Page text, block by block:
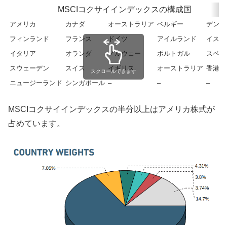
MSCIコクサイインデックスの構成国
アメリカ カナダ オーストラリア ベルギー
デン
フィンランド
フランス ドイツ アイルランド
イス
イタリア
オランダ ノルウェー ポルトガル
スペ
スウェーデン
スイス イギリス オーストラリア 香港
ニュージーランド シンガポール – – –
スクロールできます
MSCIコクサイインデックスの半分以上はアメリカ株式が
占めています。